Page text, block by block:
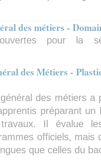
des métiers -
ouvertes pour la
des Métiers -
des métiers a
préparant un
Il évalue
officiels, mais
que celles du